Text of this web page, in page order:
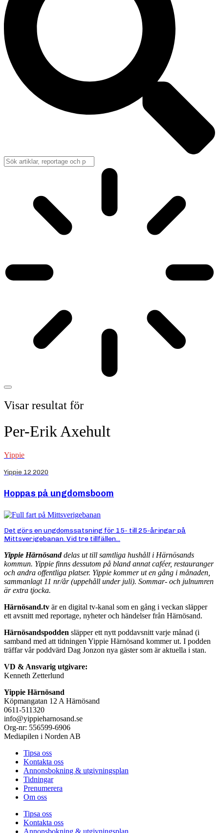
Visar resultat för
Per-Erik Axehult
Yippie
Yippie 12 2020
Hoppas på ungdomsboom
Det görs en ungdomssatsning för 15- till 25-åringar på
Mittsverigebanan. Vid tre tillfällen...
Yippie Härnösanddelas ut till samtliga hushåll i Härnösands
kommun. Yippie finns dessutom på bland annat caféer, restauranger
och andra offentliga platser. Yippie kommer ut en gång i månaden,
sammanlagt 11 nr/år (uppehåll under juli). Sommar- och julnumren
är extra tjocka.
Härnösand.tv är en digital tv-kanal som en gång i veckan släpper
ett avsnitt med reportage, nyheter och händelser från Härnösand.
Härnösandspodden släpper ett nytt poddavsnitt varje månad (i
samband med att tidningen Yippie Härnösand kommer ut. I podden
träffar vår poddvärd Dag Jonzon nya gäster som är aktuella i stan.
VD & Ansvarig utgivare:
Kenneth Zetterlund
Yippie Härnösand
Köpmangatan 12 A Härnösand
0611-511320
info@yippieharnosand.se
Org-nr: 556599-6906
Mediapilen i Norden AB
Tipsa oss
Kontakta oss
Annonsbokning & utgivningsplan
Tidningar
Prenumerera
Om oss
Tipsa oss
Kontakta oss